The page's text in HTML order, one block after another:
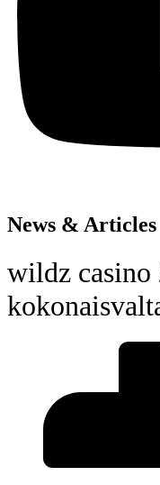
News & Articles
wildz casino